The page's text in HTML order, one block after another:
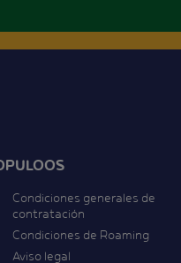
Condiciones generales de
contratación
Condiciones de Roaming
Aviso legal